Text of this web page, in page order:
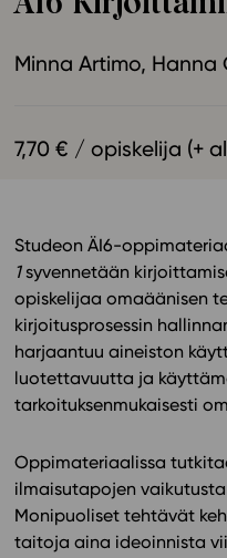
Ominaisuudet
Webinaari­tallenteet
Ohjekeskus
Tiimi
Tietoa meistä
Eettiset periaatteet
Tilaa uutiskirje
Ota yhteyttä
In English
Minna Artimo Hanna
7,70 € / opiskelija (+
StudeonÄI6-
1syvennetään
opiskelijaa omaäänisen
kirjoitusprosessin
harjaantuu aineiston
luotettavuutta ja
tarkoituksenmukaisesti
Oppimateriaalissa
ilmaisutapojen
Monipuoliset tehtävät
taitoja aina ideoinnista